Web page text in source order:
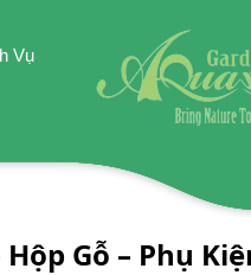
Vụ
Hộp Gỗ – Phụ